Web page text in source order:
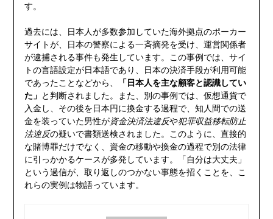
す。
過去には、日本人が多数参加していた海外拠点のポーカー
サイトが、日本の警察による一斉摘発を受け、運営関係者
が逮捕される事件も発生しています。この事例では、サイ
トの言語設定が日本語であり、日本の決済手段が利用可能
であったことなどから、
「日本人を主な顧客と認識してい
た」 と判断されました。また、別の事例では、仮想通貨で
入金し、その後を日本円に換金する過程で、知人間での送
金を装っていた男性が資金決済法違反や犯罪収益移転防止
法違反の疑いで書類送検されました。このように、直接的
な賭博罪だけでなく、資金の移動や換金の過程で別の法律
に引っかかるケースが多発しています。「自分は大丈夫」
という過信が、取り返しのつかない事態を招くことを、こ
れらの実例は物語っています。